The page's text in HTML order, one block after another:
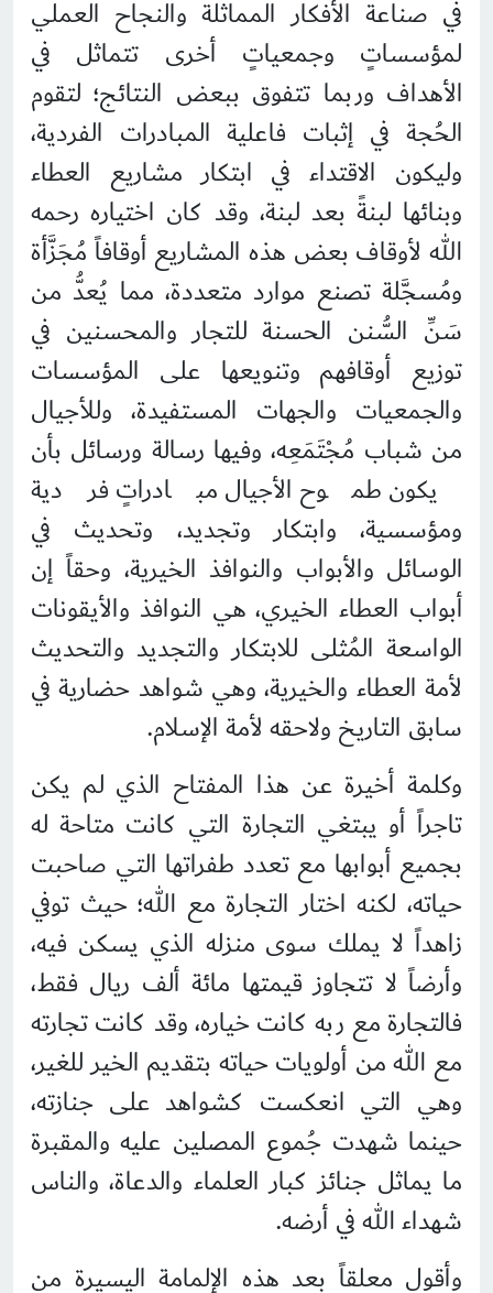
في صناعة الأفكار المماثلة والنجاح العملي
لمؤسساتٍ وجمعياتٍ أخرى تتماثل في
الأهداف وربما تتفوق ببعض النتائج؛ لتقوم
الحُجة في إثبات فاعلية المبادرات الفردية،
وليكون الاقتداء في ابتكار مشاريع العطاء
وبنائها لبنةً بعد لبنة، وقد كان اختياره رحمه
الله لأوقاف بعض هذه المشاريع أوقافاً مُجَزَّأة
ومُسجَّلة تصنع موارد متعددة، مما يُعدُّ من
سَنِّ السُّنن الحسنة للتجار والمحسنين في
توزيع أوقافهم وتنويعها على المؤسسات
والجمعيات والجهات المستفيدة، وللأجيال
من شباب مُجْتَمَعِه، وفيها رسالة ورسائل بأن
يكون طموح الأجيال مبادراتٍ فردية
ومؤسسية، وابتكار وتجديد، وتحديث في
الوسائل والأبواب والنوافذ الخيرية، وحقاً إن
أبواب العطاء الخيري، هي النوافذ والأيقونات
الواسعة المُثلى للابتكار والتجديد والتحديث
لأمة العطاء والخيرية، وهي شواهد حضارية في
سابق التاريخ ولاحقه لأمة الإسلام.
وكلمة أخيرة عن هذا المفتاح الذي لم يكن
تاجراً أو يبتغي التجارة التي كانت متاحة له
بجميع أبوابها مع تعدد طفراتها التي صاحبت
حياته، لكنه اختار التجارة مع الله؛ حيث توفي
زاهداً لا يملك سوى منزله الذي يسكن فيه،
وأرضاً لا تتجاوز قيمتها مائة ألف ريال فقط،
فالتجارة مع ربه كانت خياره، وقد كانت تجارته
مع الله من أولويات حياته بتقديم الخير للغير،
وهي التي انعكست كشواهد على جنازته،
حينما شهدت جُموع المصلين عليه والمقبرة
ما يماثل جنائز كبار العلماء والدعاة، والناس
شهداء الله في أرضه.
وأقول معلقاً بعد هذه الإلمامة اليسيرة من